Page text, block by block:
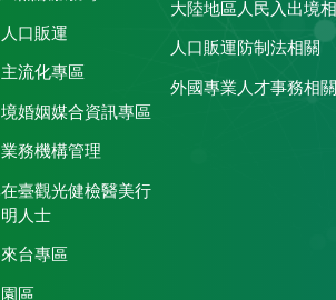
口販運
流化專區
婚姻媒合資訊專區
務機構管理
臺觀光健檢醫美行
人士
台專區
區
大陸地區人民入出境
人口販運防制法相關
外國專業人才事務相關